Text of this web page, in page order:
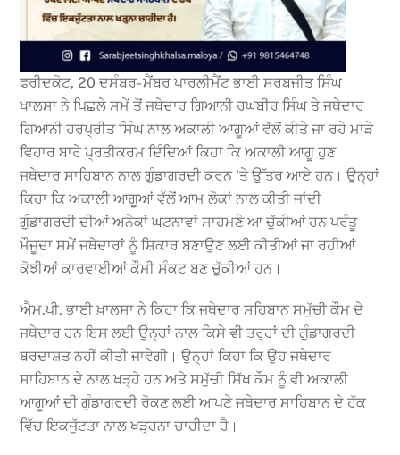
ਫਰੀਦਕੋਟ, 20 ਦਸੰਬਰ- ਮੈਂਬਰ ਪਾਰਲੀਮੈਂਟ ਭਾਈ ਸਰਬਜੀਤ ਸਿੰਘ
ਖਾਲਸਾ ਨੇ ਪਿਛਲੇ ਸਮੇਂ ਤੋਂ ਜਥੇਦਾਰ ਗਿਆਨੀ ਰਘਬੀਰ ਸਿੰਘ ਤੇ ਜਥੇਦਾਰ
ਗਿਆਨੀ ਹਰਪ੍ਰੀਤ ਸਿੰਘ ਨਾਲ ਅਕਾਲੀ ਆਗੂਆਂ ਵੱਲੋਂ ਕੀਤੇ ਜਾ ਰਹੇ ਮਾੜੇ
ਵਿਹਾਰ ਬਾਰੇ ਪ੍ਰਤੀਕਰਮ ਦਿੰਦਿਆਂ ਕਿਹਾ ਕਿ ਅਕਾਲੀ ਆਗੂ ਹੁਣ
ਜਥੇਦਾਰ ਸਾਹਿਬਾਨ ਨਾਲ ਗੁੰਡਾਗਰਦੀ ਕਰਨ ’ਤੇ ਉੱਤਰ ਆਏ ਹਨ। ਉਨ੍ਹਾਂ
ਕਿਹਾ ਕਿ ਅਕਾਲੀ ਆਗੂਆਂ ਵੱਲੋਂ ਆਮ ਲੋਕਾਂ ਨਾਲ ਕੀਤੀ ਜਾਂਦੀ
ਗੁੰਡਾਗਰਦੀ ਦੀਆਂ ਅਨੇਕਾਂ ਘਟਨਾਵਾਂ ਸਾਹਮਣੇ ਆ ਚੁੱਕੀਆਂ ਹਨ ਪਰੰਤੂ
ਮੌਜੂਦਾ ਸਮੇਂ ਜਥੇਦਾਰਾਂ ਨੂੰ ਸ਼ਿਕਾਰ ਬਣਾਉਣ ਲਈ ਕੀਤੀਆਂ ਜਾ ਰਹੀਆਂ
ਕੋਝੀਆਂ ਕਾਰਵਾਈਆਂ ਕੌਮੀ ਸੰਕਟ ਬਣ ਚੁੱਕੀਆਂ ਹਨ।
ਐਮ.ਪੀ. ਭਾਈ ਖ਼ਾਲਸਾ ਨੇ ਕਿਹਾ ਕਿ ਜਥੇਦਾਰ ਸਹਿਬਾਨ ਸਮੁੱਚੀ ਕੌਮ ਦੇ
ਜਥੇਦਾਰ ਹਨ ਇਸ ਲਈ ਉਨ੍ਹਾਂ ਨਾਲ ਕਿਸੇ ਵੀ ਤਰ੍ਹਾਂ ਦੀ ਗੁੰਡਾਗਰਦੀ
ਬਰਦਾਸ਼ਤ ਨਹੀਂ ਕੀਤੀ ਜਾਵੇਗੀ। ਉਨ੍ਹਾਂ ਕਿਹਾ ਕਿ ਉਹ ਜਥੇਦਾਰ
ਸਾਹਿਬਾਨ ਦੇ ਨਾਲ ਖੜ੍ਹੇ ਹਨ ਅਤੇ ਸਮੁੱਚੀ ਸਿੱਖ ਕੌਮ ਨੂੰ ਵੀ ਅਕਾਲੀ
ਆਗੂਆਂ ਦੀ ਗੁੰਡਾਗਰਦੀ ਰੋਕਣ ਲਈ ਆਪਣੇ ਜਥੇਦਾਰ ਸਾਹਿਬਾਨ ਦੇ ਹੱਕ
ਵਿੱਚ ਇਕਜੁੱਟਤਾ ਨਾਲ ਖੜ੍ਹਨਾ ਚਾਹੀਦਾ ਹੈ।